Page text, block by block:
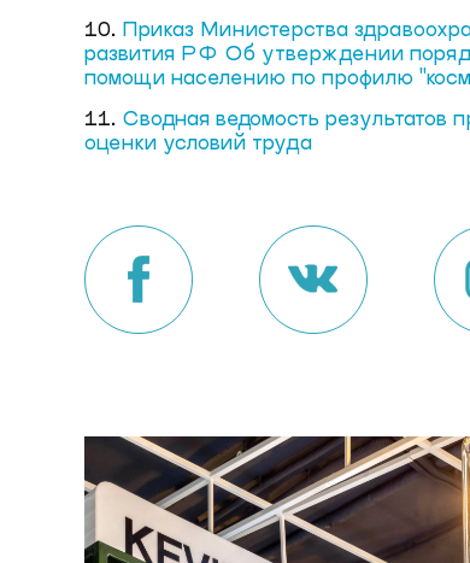
10. Приказ Министерства
развития РФ Об утверждении
помощи населению по профилю
11. Сводная ведомость результатов
оценки условий труда